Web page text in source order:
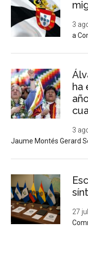
3
a
ha
3
Jaume Montés Gerard
27